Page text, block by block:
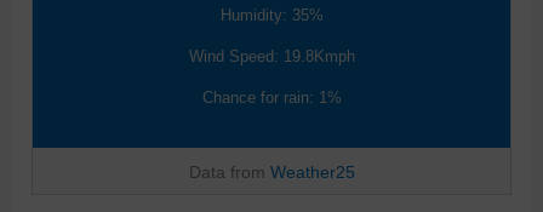
Humidity: 35%
Wind Speed: 19.8Kmph
Chance for rain: 1%
Data from Weather25